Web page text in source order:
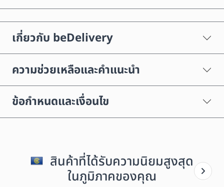
เกี่ยวกับ beDelivery
ความช่วยเหลือและคำแนะนำ
ข้อกำหนดและเงื่อนไข
สินค้าที่ได้รับความนิยมสูงสุด
ในภูมิภาคของคุณ